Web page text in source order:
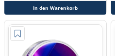
In den Warenkorb